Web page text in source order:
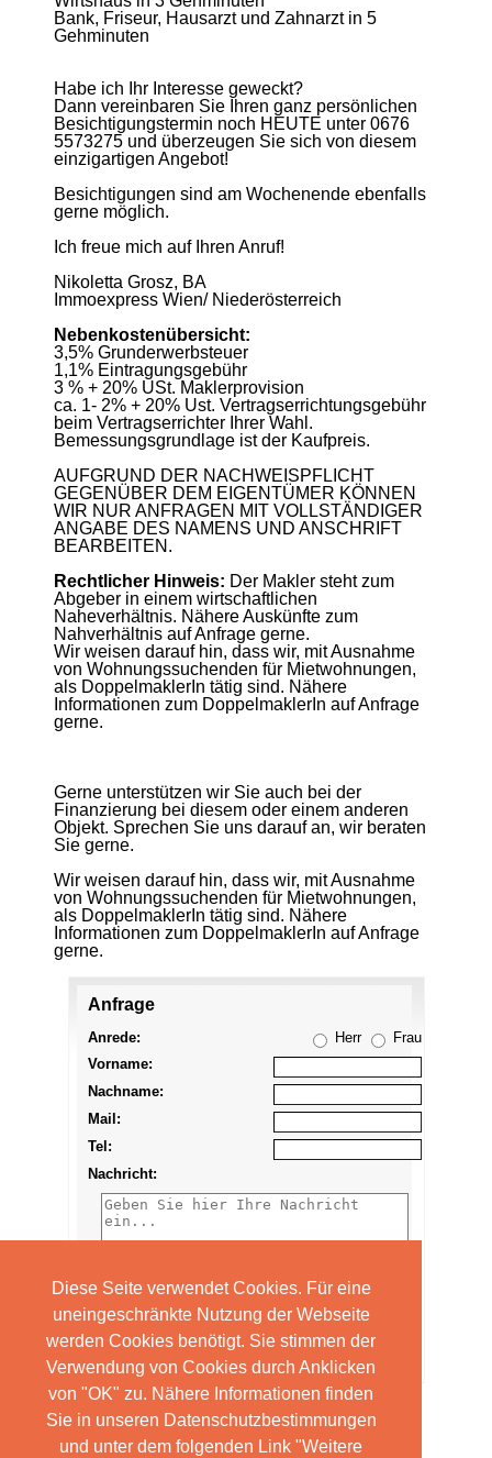
Diese Seite verwendet Cookies. Für eine
uneingeschränkte Nutzung der Webseite
werden Cookies benötigt. Sie stimmen der
Verwendung von Cookies durch Anklicken
von "OK" zu. Nähere Informationen finden
Sie in unseren Datenschutzbestimmungen
und unter dem folgenden Link "Weitere
Bank, Friseur, Hausarzt und Zahnarzt in 5
Gehminuten
Habe ich Ihr Interesse geweckt?
Dann vereinbaren Sie Ihren ganz persönlichen
Besichtigungstermin noch HEUTE unter 0676
5573275 und überzeugen Sie sich von diesem
einzigartigen Angebot!
Besichtigungen sind am Wochenende ebenfalls
gerne möglich.
Ich freue mich auf Ihren Anruf!
Nikoletta Grosz, BA
Immoexpress Wien/ Niederösterreich
Nebenkostenübersicht:
3,5% Grunderwerbsteuer
1,1% Eintragungsgebühr
3 % + 20% USt. Maklerprovision
ca. 1- 2% + 20% Ust. Vertragserrichtungsgebühr
beim Vertragserrichter Ihrer Wahl.
Bemessungsgrundlage ist der Kaufpreis.
AUFGRUND DER NACHWEISPFLICHT
GEGENÜBER DEM EIGENTÜMER KÖNNEN
WIR NUR ANFRAGEN MIT VOLLSTÄNDIGER
ANGABE DES NAMENS UND ANSCHRIFT
BEARBEITEN.
Rechtlicher Hinweis: Der Makler steht zum
Abgeber in einem wirtschaftlichen
Naheverhältnis. Nähere Auskünfte zum
Nahverhältnis auf Anfrage gerne.
Wir weisen darauf hin, dass wir, mit Ausnahme
von Wohnungssuchenden für Mietwohnungen,
als DoppelmaklerIn tätig sind. Nähere
Informationen zum DoppelmaklerIn auf Anfrage
gerne.
Gerne unterstützen wir Sie auch bei der
Finanzierung bei diesem oder einem anderen
Objekt. Sprechen Sie uns darauf an, wir beraten
Sie gerne.
Wir weisen darauf hin, dass wir, mit Ausnahme
von Wohnungssuchenden für Mietwohnungen,
als DoppelmaklerIn tätig sind. Nähere
Informationen zum DoppelmaklerIn auf Anfrage
gerne.
Anfrage
Anrede:
Herr
Frau
Vorname:
Nachname:
Mail:
Tel:
Nachricht: